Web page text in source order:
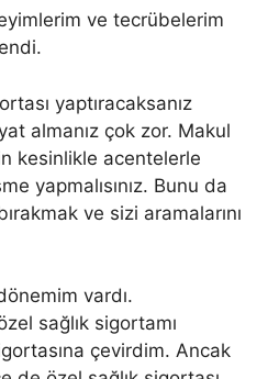
ve tecrübelerim
yaptıracaksanız
almanız çok zor. Makul
kesinlikle acentelerle
yapmalısınız. Bunu da
ve sizi aramalarını
vardı.
sağlık sigortamı
çevirdim. Ancak